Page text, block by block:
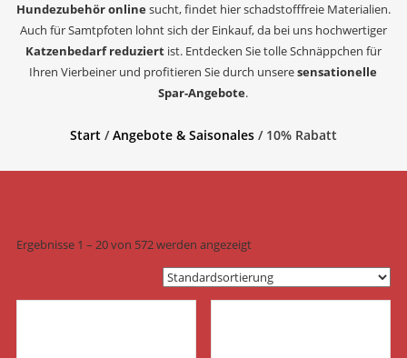
Hundezubehör online sucht, findet hier schadstofffreie Materialien.
Auch für Samtpfoten lohnt sich der Einkauf, da bei uns hochwertiger
Katzenbedarf reduziertist. Entdecken Sie tolle Schnäppchen für
Ihren Vierbeiner und profitieren Sie durch unseresensationelle
Spar-Angebote.
Start/Angebote & Saisonales/ 10% Rabatt
Ergebnisse 1 – 20 von 572 werden angezeigt